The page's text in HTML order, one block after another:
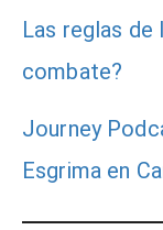
Las reglas de
combate?
Journey
Esgrima en